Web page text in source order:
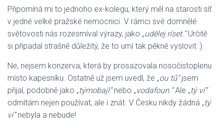
Připomíná mi to jednoho ex-kolegu, který měl na starosti síť
v jedné velké pražské nemocnici. V rámci své domnělé
světovosti nás rozesmíval výrazy, jako „udělej ríset.“Určitě
si připadal strašně důležitý, že to umí tak pěkně vyslovit :).
Ne, nejsem konzerva, která by prosazovala nosočistoplenu
místo kapesníku. Ostatně už jsem uvedl, že „ou tů“jsem
přijal, podobně jako „týmobajl“nebo „vodafoun.“Ale „tý ví“
odmítám nejen používat, ale i znát. V Česku nikdy žádná „tý
ví“nebyla a nebude!